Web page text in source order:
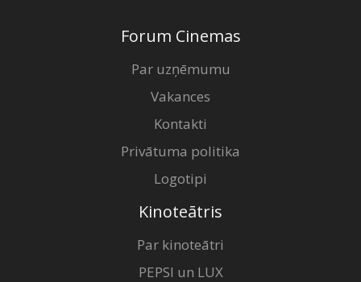
Forum Cinemas
Par uzņēmumu
Vakances
Kontakti
Privātuma politika
Logotipi
Kinoteātris
Par kinoteātri
PEPSI un LUX